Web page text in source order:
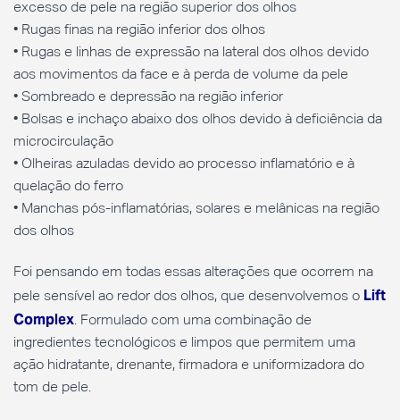
excesso de pele na região superior dos olhos
• Rugas finas na região inferior dos olhos
• Rugas e linhas de expressão na lateral dos olhos devido
aos movimentos da face e à perda de volume da pele
• Sombreado e depressão na região inferior
• Bolsas e inchaço abaixo dos olhos devido à deficiência da
microcirculação
• Olheiras azuladas devido ao processo inflamatório e à
quelação do ferro
• Manchas pós-inflamatórias, solares e melânicas na região
dos olhos
Foi pensando em todas essas alterações que ocorrem na
pele sensível ao redor dos olhos, que desenvolvemos o Lift
Complex. Formulado com uma combinação de
ingredientes tecnológicos e limpos que permitem uma
ação hidratante, drenante, firmadora e uniformizadora do
tom de pele.